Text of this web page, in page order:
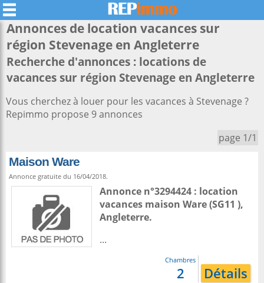
Annonces de location vacances sur
région Stevenage en Angleterre
Recherche d'annonces : locations de
vacances sur région Stevenage en Angleterre
Vous cherchez à louer pour les vacances à Stevenage ?
Repimmo propose 9 annonces
page 1/1
Maison Ware
Annonce gratuite du 16/04/2018.
Annonce n°3294424 : location
vacances maison Ware(SG11 ),
Angleterre.
...
Chambres
2 Détails